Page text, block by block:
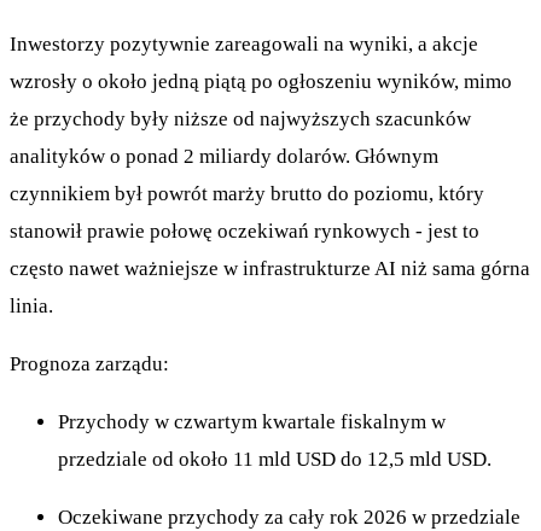
Inwestorzy pozytywnie zareagowali na wyniki, a akcje
wzrosły o około jedną piątą po ogłoszeniu wyników, mimo
że przychody były niższe od najwyższych szacunków
analityków o ponad 2 miliardy dolarów. Głównym
czynnikiem był powrót marży brutto do poziomu, który
stanowił prawie połowę oczekiwań rynkowych - jest to
często nawet ważniejsze w infrastrukturze AI niż sama górna
linia.
Prognoza zarządu:
Przychody w czwartym kwartale fiskalnym w
przedziale od około 11 mld USD do 12,5 mld USD.
Oczekiwane przychody za cały rok 2026 w przedziale